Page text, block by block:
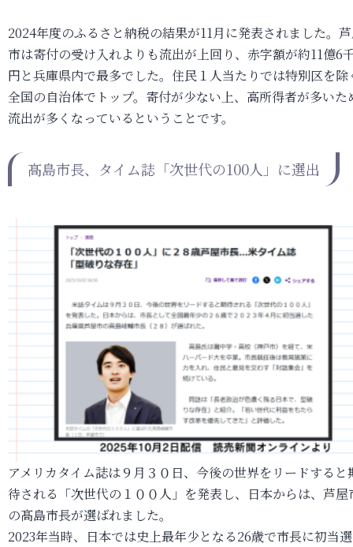
2024年度のふるさと納税の結果が11月に発表されました。
市は寄付の受け入れよりも流出が上回り、赤字額が約11億6
円と兵庫県内で最多でした。住民１人当たりでは特別区を除
全国の自治体でトップ。寄付が少ない上、高所得者が多いた
流出が多くなっているということです。
髙島市長、タイム誌「次世代の100人」に選出
アメリカタイム誌は９月３０日、今後の世界をリードすると
待される「次世代の１００人」を発表し、日本からは、芦屋
の髙島市長が選ばれました。
2023年当時、日本では史上最年少となる26歳で市長に初当